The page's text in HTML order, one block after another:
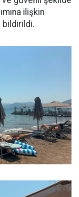
ilişkin
bildirildi.